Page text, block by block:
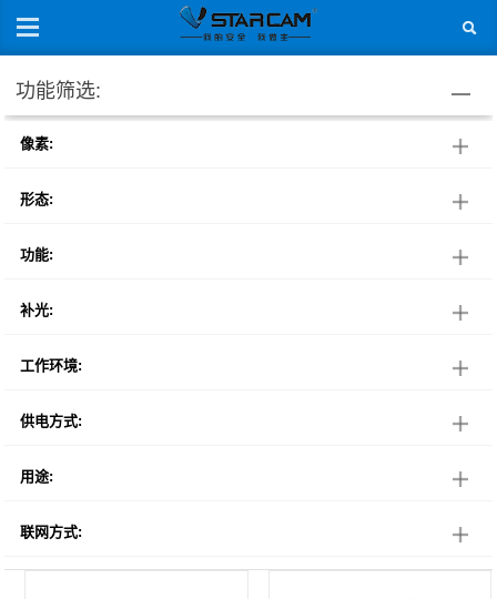
功能筛选:
像素:
形态:
功能:
补光:
工作环境:
供电方式:
用途:
联网方式: